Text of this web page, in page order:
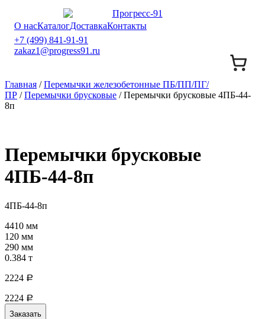
О насКаталогДоставкаКонтакты
+7 (499) 841-91-91
zakaz1@progress91.ru
Главная /Перемычки железобетонные ПБ/ПП/ПГ/
ПР /Перемычки брусковые / Перемычки брусковые 4ПБ-44-
8п
Перемычки брусковые
4ПБ-44-8п
4ПБ-44-8п
4410 мм
120 мм
290 мм
0.384 т
2224 Р
2224 Р
Заказать